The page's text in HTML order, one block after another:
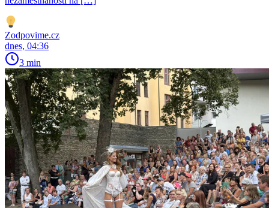
Zodpovime.cz
dnes, 04:36
3 min